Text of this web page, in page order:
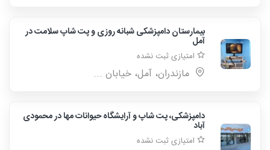
بیمارستان دامپزشکی شبانه روزی و پت شاپ سلامت در
آمل
امتیازی ثبت نشده
مازندران، آمل، خیابان ...
دامپزشکی، پت شاپ و آرایشگاه حیوانات مها در محمودی
آباد
امتیازی ثبت نشده